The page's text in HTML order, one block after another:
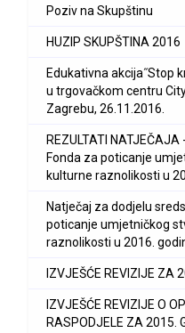
Poziv na Skupštinu
HUZIP SKUPŠTINA 2016
Edukativna akcija˝Stop
u trgovačkom centru
Zagrebu, 26.11.2016.
REZULTATI
Fonda za poticanje
kulturne raznolikosti u
Natječaj za dodjelu
poticanje umjetničkog
raznolikosti u 2016.
IZVJEŠĆE REVIZIJE ZA
IZVJEŠĆE REVIZIJE O
RASPODJELE ZA 2015.